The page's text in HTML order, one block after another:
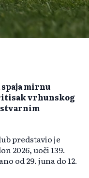
mirnu
vrhunskog
predstavio je
2026, uoči 139.
od 29. juna do 12.